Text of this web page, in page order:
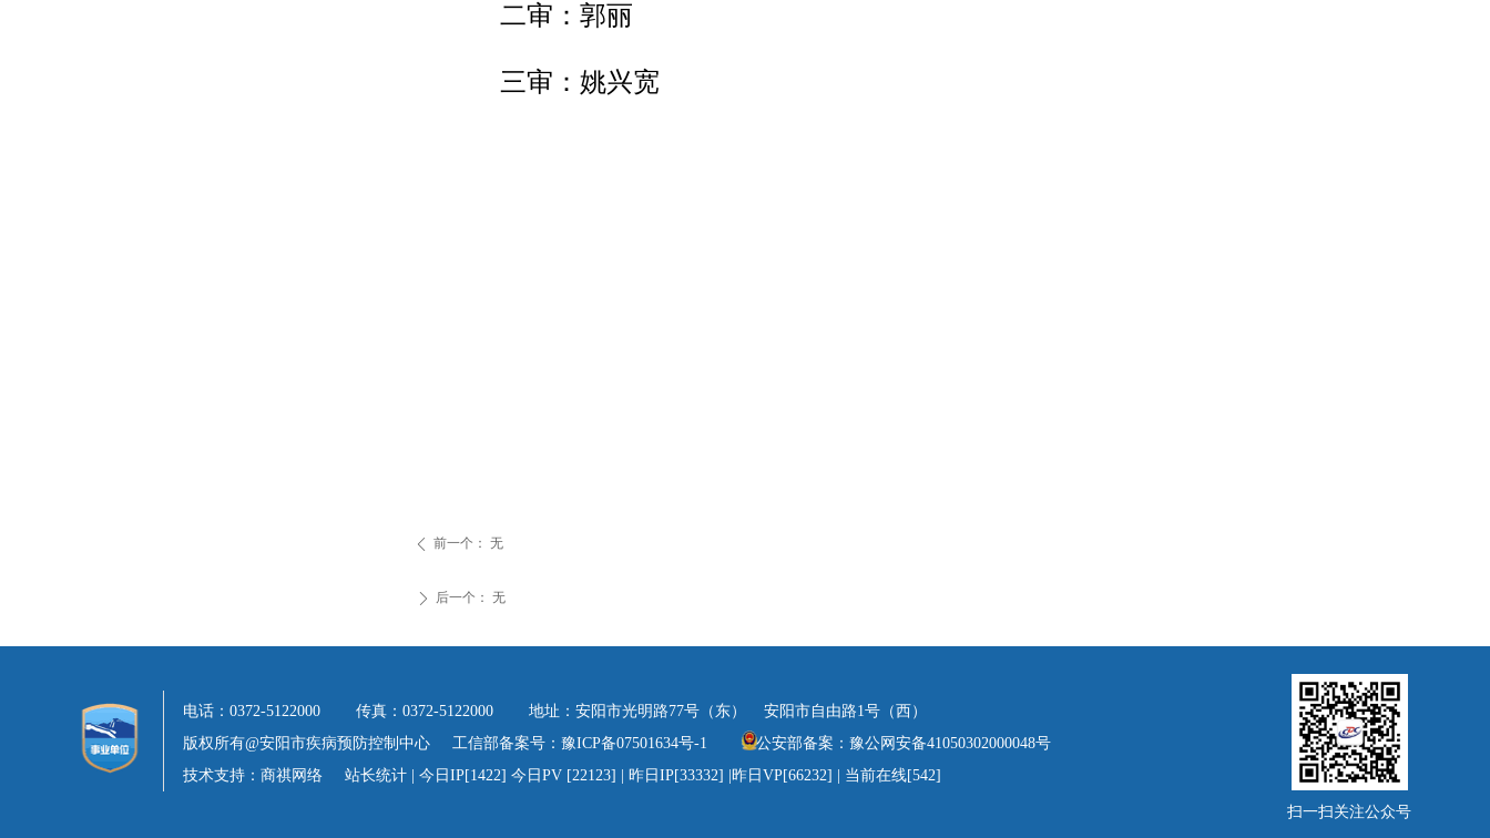
二审：郭丽
三审：姚兴宽
ꄴ 前一个： 无
ꄲ 后一个： 无
扫一扫关注公众号
电话：0372-5122000 传真：0372-5122000 地址：安阳市光明路77号（东） 安阳市自由路1号（西）
版权所有@安阳市疾病预防控制中心 工信部备案号： 豫ICP备07501634号-1 公安部备案： 豫公网安备41050302000048号
技术支持：商祺网络 站长统计 | 今日IP[1422] 今日PV [22123] | 昨日IP[33332] |昨日VP[66232] | 当前在线[542]